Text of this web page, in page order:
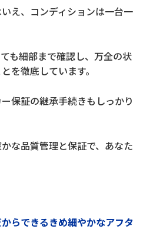
え、コンディションは一台一
も細部まで確認し、万全の状
を徹底しています。
保証の継承手続きもしっかり
な品質管理と保証で、あなた
らできるきめ細やかなアフタ